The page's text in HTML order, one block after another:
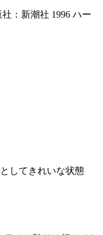
：新潮社 1996 ハー
してきれいな状態